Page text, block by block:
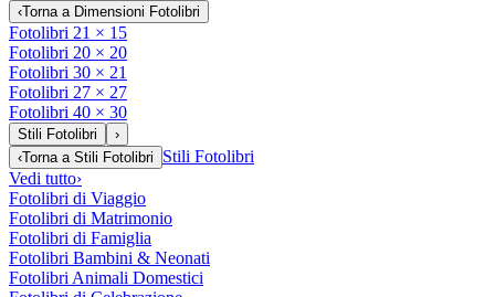
‹Torna a Dimensioni Fotolibri
Fotolibri 21 × 15
Fotolibri 20 × 20
Fotolibri 30 × 21
Fotolibri 27 × 27
Fotolibri 40 × 30
Stili Fotolibri
›
‹Torna a Stili Fotolibri
Stili Fotolibri
Vedi tutto›
Fotolibri di Viaggio
Fotolibri di Matrimonio
Fotolibri di Famiglia
Fotolibri Bambini & Neonati
Fotolibri Animali Domestici